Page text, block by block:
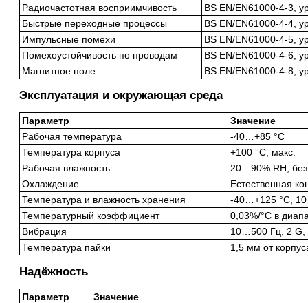
Радиочастотная восприимчивость
BS EN/EN61000-4-3,
Быстрые переходные процессы
BS EN/EN61000-4-4,
Импульсные помехи
BS EN/EN61000-4-5,
Помехоустойчивость по проводам
BS EN/EN61000-4-6,
Магнитное поле
BS EN/EN61000-4-8,
Эксплуатация и окружающая среда
Параметр
Значение
Рабочая температура
-40…+85 °C
Температура корпуса
+100 °C, макс.
Рабочая влажность
20…90% RH,
Охлаждение
Естественная
Температура и влажность хранения
-40…+125 °C,
Температурный коэффициент
0,03%/°C в
Вибрация
10…500 Гц, 2 G,
Температура пайки
1,5 мм от
Надёжность
Параметр
Значение